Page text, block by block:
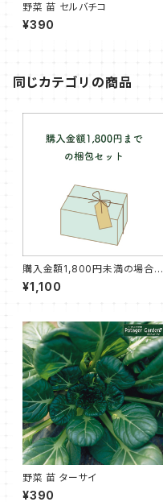
野菜 苗 セルバチコ
¥390
同じカテゴリの商品
購入金額1,800円未満の場合に
購入いただく梱包セット
¥1,100
野菜 苗 ターサイ
¥390